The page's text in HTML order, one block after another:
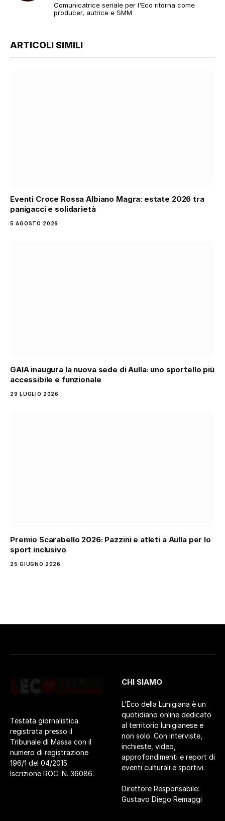
Comunicatrice seriale per l'Eco ritorna come
producer, autrice e SMM
ARTICOLI SIMILI
Eventi Croce Rossa Albiano Magra: estate 2026 tra
panigacci e solidarietà
5 AGOSTO 2026
GAIA inaugura la nuova sede di Aulla: uno sportello più
accessibile e funzionale
29 LUGLIO 2026
Premio Scarabello 2026: Pazzini e atleti a Aulla per lo
sport inclusivo
25 GIUGNO 2026
Testata giornalistica
registrata presso il
Tribunale di Massa con il
numero di registrazione
196/1 del 04/2015.
Iscrizione ROC. N. 36086.
CHI SIAMO
L’Eco della Lunigiana è un
quotidiano online dedicato
al territorio lunigianese e
non solo. Con interviste,
inchieste, video,
approfondimenti e report di
eventi culturali e sportivi.
Direttore Responsabile:
Gustavo Diego Remaggi